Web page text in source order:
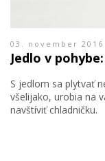
03. november 2016
Jedlo v
S jedlom sa plytvať
všelijako, urobia na
navštíviť chladničku.